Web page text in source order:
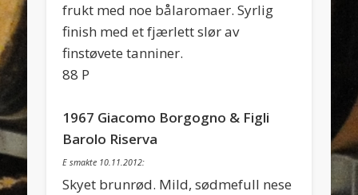
frukt med noe bålaromaer. Syrlig
finish med et fjærlett slør av
finstøvete tanniner.
88 P
1967 Giacomo Borgogno & Figli
Barolo Riserva
E smakte 10.11.2012:
Skyet brunrød. Mild, sødmefull nese